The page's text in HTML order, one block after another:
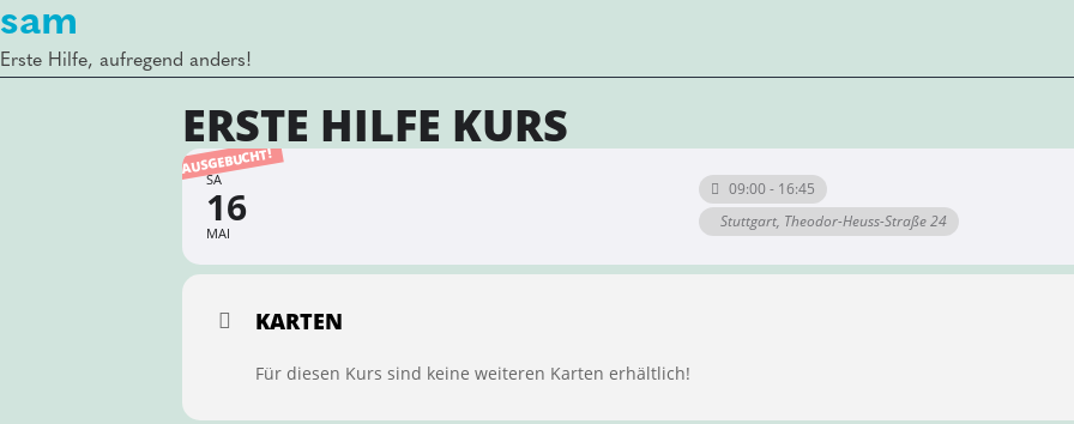
sam
Erste Hilfe, aufregend anders!
ERSTE HILFE KURS
AUSGEBUCHT!
SA
16
MAI
09:00 - 16:45
Stuttgart, Theodor-Heuss-Straße 24
KARTEN
Für diesen Kurs sind keine weiteren Karten erhältlich!